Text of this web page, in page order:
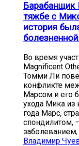
Барабанщик
тяжбе с
история
Во время
Magnificent
Томми Ли
конфликте
Марсом и его
ухода Мика из
года Марс,
спондилитом,
Владимир